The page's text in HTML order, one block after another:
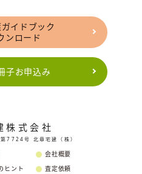
イドブック
ンロード
子お申込み
株式会社
7724号 北章宅建（株）
ヒント
会社概要
査定依頼